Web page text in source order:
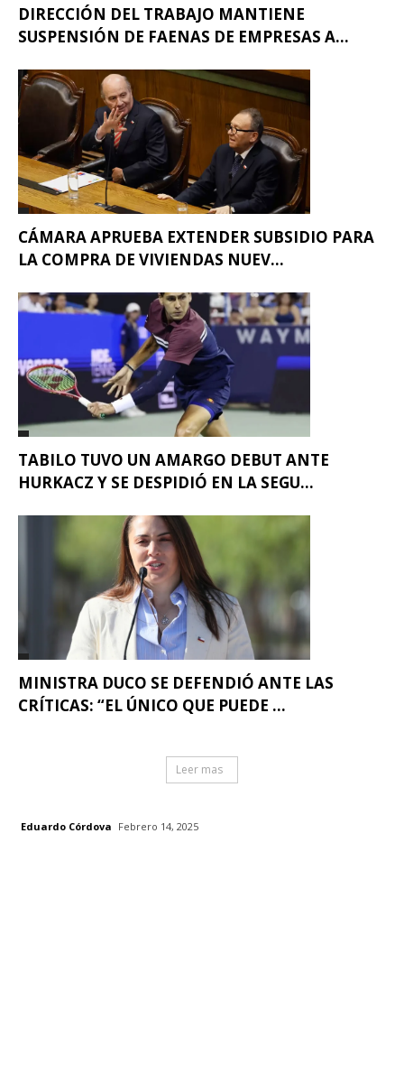
DIRECCIÓN DEL TRABAJO MANTIENE
SUSPENSIÓN DE FAENAS DE EMPRESAS A...
CÁMARA APRUEBA EXTENDER SUBSIDIO PARA
LA COMPRA DE VIVIENDAS NUEV...
TABILO TUVO UN AMARGO DEBUT ANTE
HURKACZ Y SE DESPIDIÓ EN LA SEGU...
MINISTRA DUCO SE DEFENDIÓ ANTE LAS
CRÍTICAS: “EL ÚNICO QUE PUEDE ...
Leer mas
Eduardo Córdova Febrero 14, 2025